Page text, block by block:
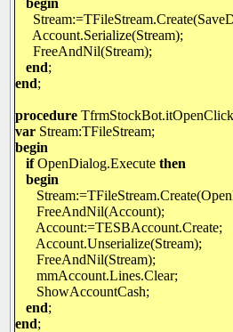
Account.Serialize(Stream);
FreeAndNil(Stream);
end;
end;
procedure
var Stream:TFileStream;
begin
ifOpenDialog.Execute then
begin
FreeAndNil(Account);
Account:=TESBAccount.Create;
Account.Unserialize(Stream);
FreeAndNil(Stream);
mmAccount.Lines.Clear;
ShowAccountCash;
end;
end;